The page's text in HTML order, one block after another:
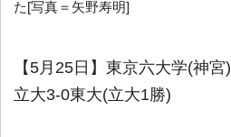
た[写真＝矢野寿明]
【5月25日】東京六大学(神宮)
立大3-0東大(立大1勝)